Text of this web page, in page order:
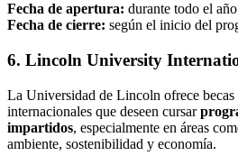
Fecha de apertura: durante todo el
Fecha de cierre: según el inicio del
6. Lincoln University
La Universidad de Lincoln ofrece becas
internacionales que deseen cursar
impartidos, especialmente en áreas
ambiente, sostenibilidad y economía.